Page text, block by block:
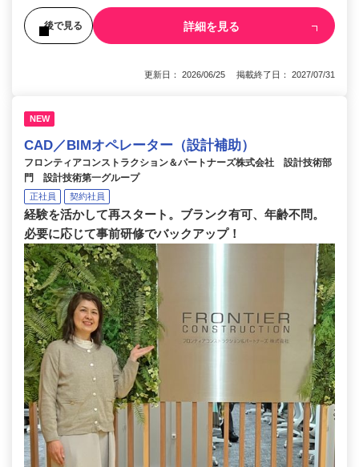
後で見る 詳細を見る
更新日： 2026/06/25 掲載終了日： 2027/07/31
NEW
CAD／BIMオペレーター（設計補助）
フロンティアコンストラクション＆パートナーズ株式会社 設計技術部
門 設計技術第一グループ
正社員 契約社員
経験を活かして再スタート。ブランク有可、年齢不問。
必要に応じて事前研修でバックアップ！